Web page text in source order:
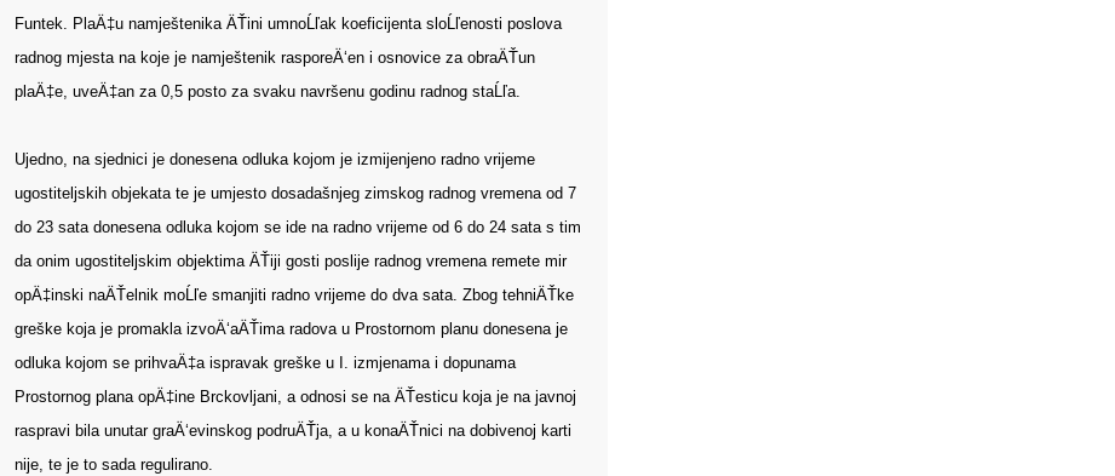
Funtek. PlaÄ‡u namještenika ÄŤini umnoĹľak koeficijenta sloĹľenosti poslova
radnog mjesta na koje je namještenik rasporeÄ‘en i osnovice za obraÄŤun
plaÄ‡e, uveÄ‡an za 0,5 posto za svaku navršenu godinu radnog staĹľa.
Ujedno, na sjednici je donesena odluka kojom je izmijenjeno radno vrijeme
ugostiteljskih objekata te je umjesto dosadašnjeg zimskog radnog vremena od 7
do 23 sata donesena odluka kojom se ide na radno vrijeme od 6 do 24 sata s tim
da onim ugostiteljskim objektima ÄŤiji gosti poslije radnog vremena remete mir
opÄ‡inski naÄŤelnik moĹľe smanjiti radno vrijeme do dva sata. Zbog tehniÄŤke
greške koja je promakla izvoÄ‘aÄŤima radova u Prostornom planu donesena je
odluka kojom se prihvaÄ‡a ispravak greške u I. izmjenama i dopunama
Prostornog plana opÄ‡ine Brckovljani, a odnosi se na ÄŤesticu koja je na javnoj
raspravi bila unutar graÄ‘evinskog podruÄŤja, a u konaÄŤnici na dobivenoj karti
nije, te je to sada regulirano.